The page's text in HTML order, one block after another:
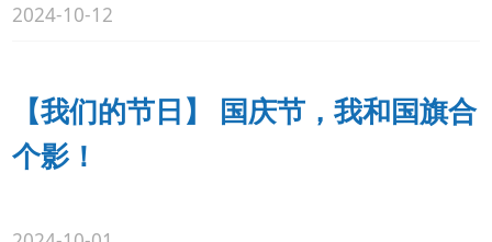
2024-10-12
【我们的节日】 国庆节，我和国旗合
个影！